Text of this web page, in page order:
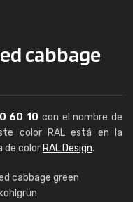
cabbage
60 10 con el nombre de
color RAL está en la
de color RAL Design.
cabbage green